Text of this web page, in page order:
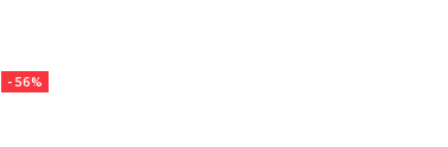
- 56%